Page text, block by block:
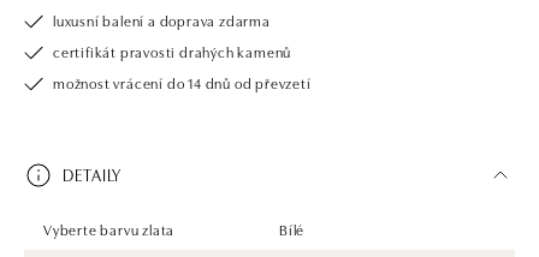
luxusní balení a doprava zdarma
certifikát pravosti drahých kamenů
možnost vrácení do 14 dnů od převzetí
DETAILY
Vyberte barvu zlata
Bílé